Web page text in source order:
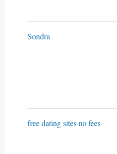
Sondra
free dating sites no fees